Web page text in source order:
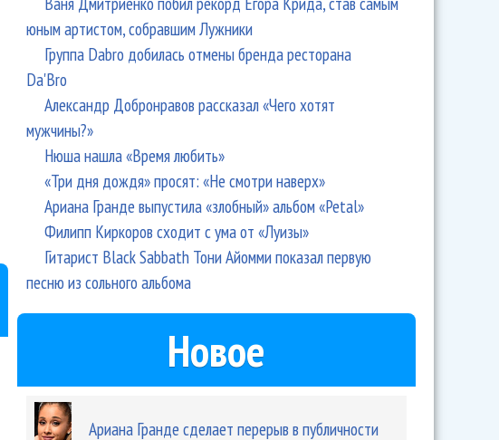
юным артистом, собравшим Лужники
Группа Dabro добилась отмены бренда ресторана
Da'Bro
Александр Добронравов рассказал «Чего хотят
мужчины?»
Нюша нашла «Время любить»
«Три дня дождя» просят: «Не смотри наверх»
Ариана Гранде выпустила «злобный» альбом «Petal»
Филипп Киркоров сходит с ума от «Луизы»
Гитарист Black Sabbath Тони Айомми показал первую
песню из сольного альбома
Новое
Ариана Гранде сделает перерыв в публичности